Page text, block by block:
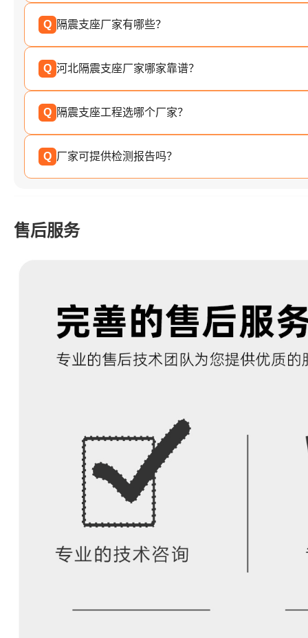
Q 隔震支座厂家有哪些？
Q 河北隔震支座厂家哪家靠谱？
Q 隔震支座工程选哪个厂家？
Q 厂家可提供检测报告吗？
售后服务